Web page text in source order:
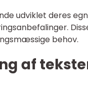
udviklet deres
behov.
af